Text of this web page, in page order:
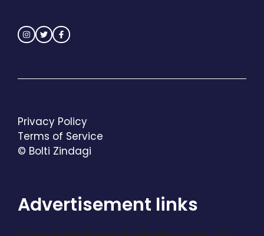
© Bolti Zindagi
Privacy Policy
Terms of Service
Advertisement links